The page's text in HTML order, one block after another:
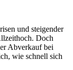
und steigender
Doch
Abverkauf bei
wie schnell sich